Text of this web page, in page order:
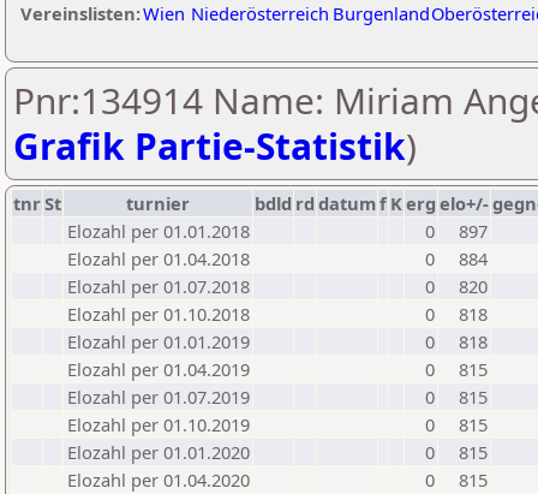
Vereinslisten:Wien Niederösterreich Burgenland
Pnr:134914 Name: Miriam
Grafik Partie-Statistik)
tnrSt turnier bdld rd datumf Kerg elo+/-
Elozahl per 01.01.2018
0
897
Elozahl per 01.04.2018
0
884
Elozahl per 01.07.2018
0
820
Elozahl per 01.10.2018
0
818
Elozahl per 01.01.2019
0
818
Elozahl per 01.04.2019
0
815
Elozahl per 01.07.2019
0
815
Elozahl per 01.10.2019
0
815
Elozahl per 01.01.2020
0
815
Elozahl per 01.04.2020
0
815